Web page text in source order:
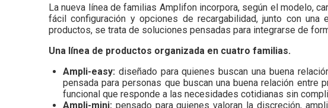
La nueva línea de familias Amplifon incorpora, según el modelo,
fácil configuración y opciones de recargabilidad, junto con
productos, se trata de soluciones pensadas para integrarse de
Una línea de productos organizada en cuatro familias.
Ampli-easy: diseñado para quienes buscan una buena
pensada para personas que buscan una buena relación
funcional que responde a las necesidades cotidianas sin
Ampli-mini: pensado para quienes valoran la discreción,